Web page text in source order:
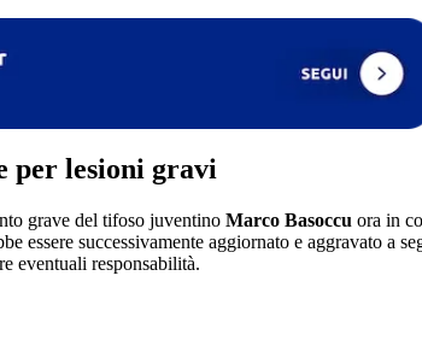
per lesioni gravi
grave del tifoso juventino Marco Basoccu ora in
essere successivamente aggiornato e aggravato
eventuali responsabilità.